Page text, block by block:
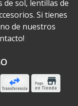
de sol, lentillas de
Si tienes
de nuestros